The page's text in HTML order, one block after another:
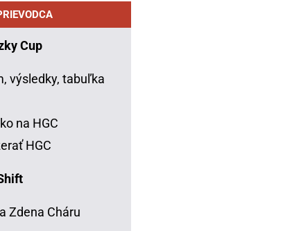
Cup
výsledky, tabuľka
na HGC
HGC
Zdena Cháru